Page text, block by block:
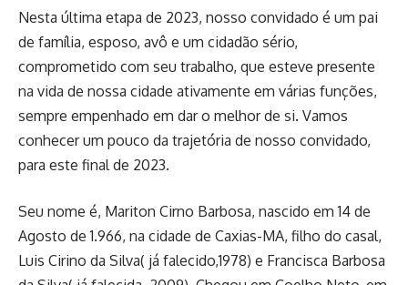
Nesta última etapa de 2023, nosso convidado é um pai
de família, esposo, avô e um cidadão sério,
comprometido com seu trabalho, que esteve presente
na vida de nossa cidade ativamente em várias funções,
sempre empenhado em dar o melhor de si. Vamos
conhecer um pouco da trajetória de nosso convidado,
para este final de 2023.
Seu nome é, Mariton Cirno Barbosa, nascido em 14 de
Agosto de 1.966, na cidade de Caxias-MA, filho do casal,
Luis Cirino da Silva( já falecido,1978) e Francisca Barbosa